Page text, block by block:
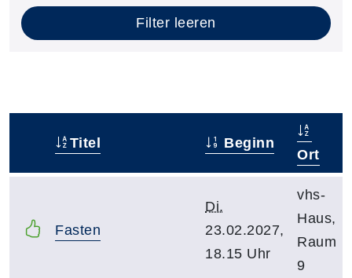
Filter leeren
Titel Beginn
Ort
Fasten
Di.
23.02.2027,
18.15 Uhr
vhs-
Haus,
Raum
9